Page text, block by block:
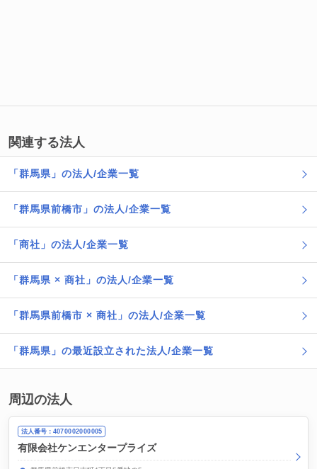
関連する法人
「群馬県」の法人/企業一覧
「群馬県前橋市」の法人/企業一覧
「商社」の法人/企業一覧
「群馬県 × 商社」の法人/企業一覧
「群馬県前橋市 × 商社」の法人/企業一覧
「群馬県」の最近設立された法人/企業一覧
周辺の法人
法人番号：4070002000005
有限会社ケンエンタープライズ